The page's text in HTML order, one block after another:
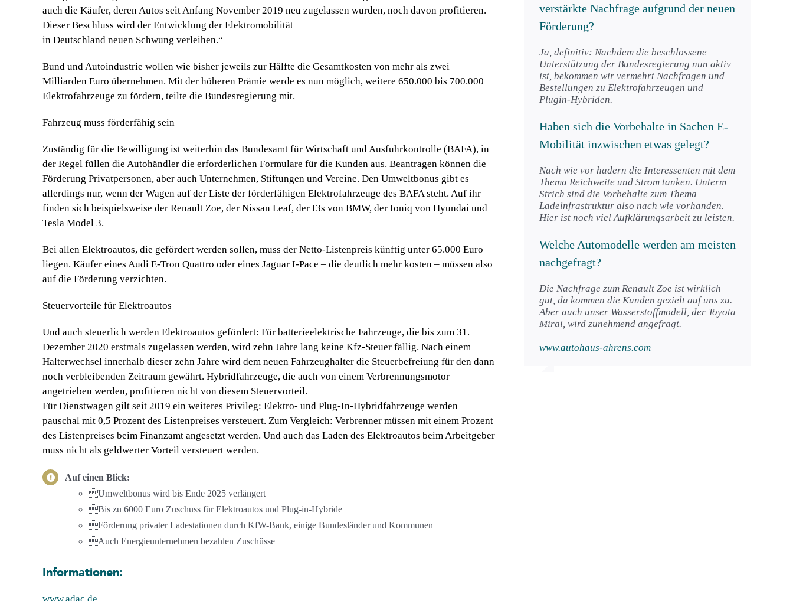
auch die Käufer, deren Autos seit Anfang November 2019 neu zugelassen wurden, noch davon profitieren.
Dieser Beschluss wird der Entwicklung der Elektromobilität
in Deutschland neuen Schwung ver­leihen.“
Bund und Autoindustrie wollen wie bisher jeweils zur Hälfte die Gesamtkosten von mehr als zwei
Milliarden Euro übernehmen. Mit der höheren Prämie werde es nun möglich, weitere 650.000 bis 700.000
Elektrofahrzeuge zu fördern, teilte die Bundesregierung mit.
Fahrzeug muss förderfähig sein
Zuständig für die Bewilligung ist weiterhin das Bundesamt für Wirtschaft und Ausfuhrkontrolle (BAFA), in
der Regel füllen die Autohändler die erforder­lichen Formulare für die Kunden aus. Beantragen können die
Förderung Privatpersonen, aber auch Unternehmen, Stiftungen und Vereine. Den Umweltbonus gibt es
allerdings nur, wenn der Wagen auf der Liste der förderfähigen Elektrofahrzeuge des BAFA steht. Auf ihr
finden sich beispielsweise der Renault Zoe, der Nissan Leaf, der I3s von BMW, der Ioniq von Hyundai und
Tesla Model 3.
Bei allen Elektroautos, die gefördert werden sollen, muss der Netto-Listenpreis künftig unter 65.000 Euro
liegen. Käufer eines Audi E-Tron Quattro oder eines Jaguar I-Pace – die deutlich mehr kosten – müssen also
auf die Förderung verzichten.
Steuervorteile für Elektroautos
Und auch steuerlich werden Elektroautos gefördert: Für batterieelektrische Fahrzeuge, die bis zum 31.
Dezember 2020 erstmals zugelassen werden, wird zehn Jahre lang keine Kfz-Steuer fällig. Nach einem
Halterwechsel innerhalb dieser zehn Jahre wird dem neuen Fahrzeughalter die Steuerbefreiung für den dann
noch verbleibenden Zeitraum gewährt. Hybridfahrzeuge, die auch von einem Verbrennungsmotor
angetrieben werden, profitieren nicht von diesem Steuervorteil.
Für Dienstwagen gilt seit 2019 ein weiteres Privileg: Elektro- und Plug-In-Hybridfahrzeuge werden
pauschal mit 0,5 Prozent des Listenpreises versteuert. Zum Vergleich: Verbrenner müssen mit einem Prozent
des Listenpreises beim Finanzamt angesetzt werden. Und auch das Laden des Elektroautos beim Arbeitgeber
muss nicht als geldwerter Vorteil versteuert werden.
Auf einen Blick:
Umweltbonus wird bis Ende 2025 verlängert
Bis zu 6000 Euro Zuschuss für Elektroautos und Plug-in-Hybride
Förderung privater Ladestationen durch KfW-Bank, einige Bundes­länder und Kommunen
Auch Energieunternehmen bezahlen Zuschüsse
Informationen:
www.adac.de
verstärkte Nachfrage aufgrund der neuen
Förderung?
Ja, definitiv: Nachdem die beschlossene
Unterstützung der Bundesregierung nun aktiv
ist, bekommen wir vermehrt Nachfragen und
Bestellungen zu Elektrofahrzeugen und
Plugin-Hybriden.
Haben sich die Vorbehalte in Sachen E-
Mobilität inzwischen etwas gelegt?
Nach wie vor hadern die Interessenten mit dem
Thema Reichweite und Strom tanken. Unterm
Strich sind die Vorbehalte zum Thema
Ladeinfrastruktur also nach wie vorhanden.
Hier ist noch viel Aufklärungsarbeit zu leisten.
Welche Automodelle werden am meisten
nachgefragt?
Die Nachfrage zum Renault Zoe ist wirklich
gut, da kommen die Kunden gezielt auf uns zu.
Aber auch unser Wasserstoffmodell, der Toyota
Mirai, wird zunehmend angefragt.
www.autohaus-ahrens.com